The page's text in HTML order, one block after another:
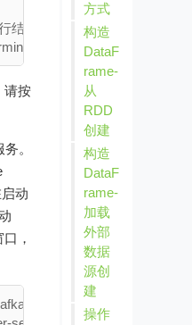
结束（作为作业文件提交时启
请按
。
动
，
2.4.1
方式
构造
DataF
rame-
从
RDD
创建
构造
DataF
rame-
加载
外部
数据
源创
建
操作